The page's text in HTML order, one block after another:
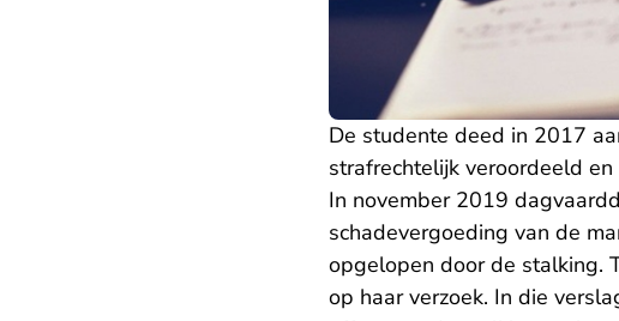
De studente deed in 2017
strafrechtelijk veroordeeld
In november 2019
schadevergoeding van de
opgelopen door de stalking.
op haar verzoek. In die